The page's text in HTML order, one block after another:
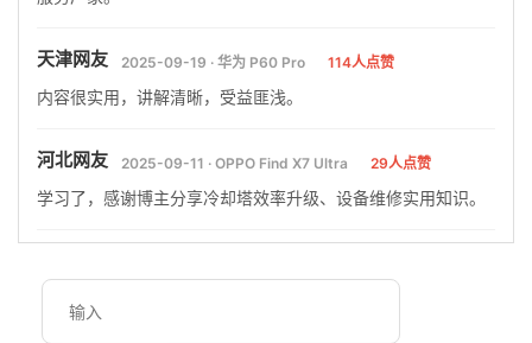
天津网友 2025-09-19 · 华为 P60 Pro 114人点赞
内容很实用，讲解清晰，受益匪浅。
河北网友 2025-09-11 · OPPO Find X7 Ultra 29人点赞
学习了，感谢博主分享冷却塔效率升级、设备维修实用知识。